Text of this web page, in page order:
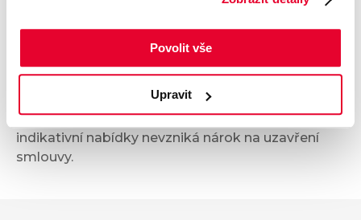
Povolit vše
Upravit
Údaje obsažené v této kartě vozu mají
není nabídkou ve smyslu § 1731 nebo § 1732
občanského zákoníku, ani se nejedná o veřejný
příslib dle § 1733 občanského zákoníku. Z této
indikativní nabídky nevzniká nárok na uzavření
smlouvy.